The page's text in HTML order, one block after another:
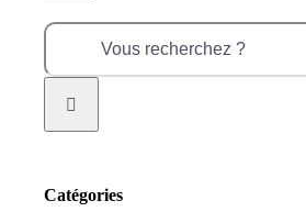
Rechercher:
Catégories